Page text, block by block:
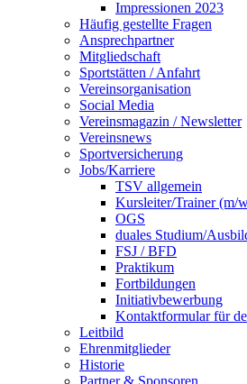
Impressionen 2023
Häufig gestellte Fragen
Ansprechpartner
Mitgliedschaft
Sportstätten / Anfahrt
Vereinsorganisation
Social Media
Vereinsmagazin / Newsletter
Vereinsnews
Sportversicherung
Jobs/Karriere
TSV allgemein
Kursleiter/Trainer (m/
OGS
duales Studium/
FSJ / BFD
Praktikum
Fortbildungen
Initiativbewerbung
Kontaktformular für
Leitbild
Ehrenmitglieder
Historie